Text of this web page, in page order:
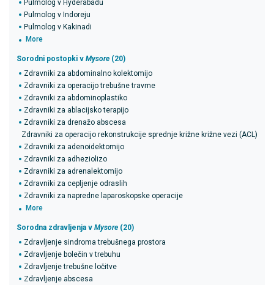
Pulmolog v Hyderabadu
Pulmolog v Indoreju
Pulmolog v Kakinadi
More
Sorodni postopki v Mysore (20)
Zdravniki za abdominalno kolektomijo
Zdravniki za operacijo trebušne travme
Zdravniki za abdominoplastiko
Zdravniki za ablacijsko terapijo
Zdravniki za drenažo abscesa
Zdravniki za operacijo rekonstrukcije sprednje križne križne vezi (ACL)
Zdravniki za adenoidektomijo
Zdravniki za adheziolizo
Zdravniki za adrenalektomijo
Zdravniki za cepljenje odraslih
Zdravniki za napredne laparoskopske operacije
More
Sorodna zdravljenja v Mysore (20)
Zdravljenje sindroma trebušnega prostora
Zdravljenje bolečin v trebuhu
Zdravljenje trebušne ločitve
Zdravljenje abscesa